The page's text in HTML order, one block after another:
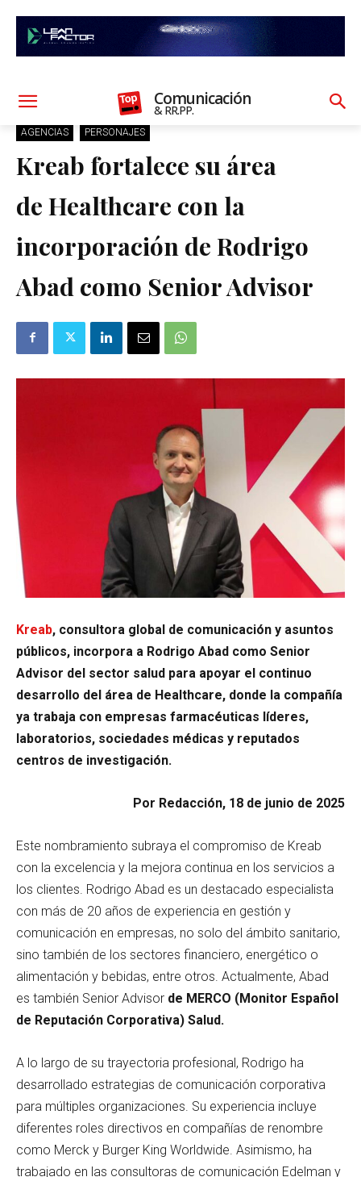
Comunicación
& RR.PP.
AGENCIAS PERSONAJES
Kreab fortalece su área
de Healthcare con la
incorporación de Rodrigo
Abad como Senior Advisor
Kreab, consultora global de comunicación y asuntos
públicos, incorpora a Rodrigo Abad como Senior
Advisor del sector salud para apoyar el continuo
desarrollo del área de Healthcare, donde la compañía
ya trabaja con empresas farmacéuticas líderes,
laboratorios, sociedades médicas y reputados
centros de investigación.
Por Redacción, 18 de junio de 2025
Este nombramiento subraya el compromiso de Kreab
con la excelencia y la mejora continua en los servicios a
los clientes. Rodrigo Abad es un destacado especialista
con más de 20 años de experiencia en gestión y
comunicación en empresas, no solo del ámbito sanitario,
sino también de los sectores financiero, energético o
alimentación y bebidas, entre otros. Actualmente, Abad
es también Senior Advisor de MERCO (Monitor Español
de Reputación Corporativa) Salud.
A lo largo de su trayectoria profesional, Rodrigo ha
desarrollado estrategias de comunicación corporativa
para múltiples organizaciones. Su experiencia incluye
diferentes roles directivos en compañías de renombre
como Merck y Burger King Worldwide. Asimismo, ha
trabajado en las consultoras de comunicación Edelman y